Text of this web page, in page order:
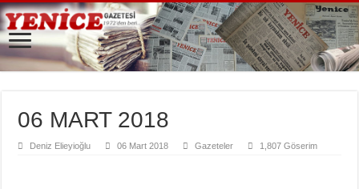
06 MART 2018
Deniz Elieyioğlu 06 Mart 2018 Gazeteler 1,807 Göserim